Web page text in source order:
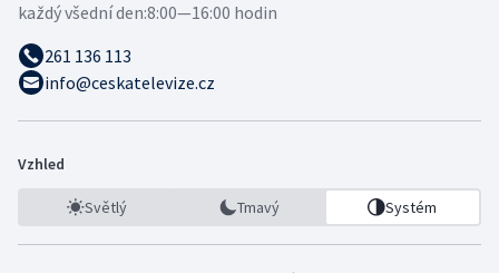
každý všední den:8:00—16:00 hodin
261 136 113
info@ceskatelevize.cz
Vzhled
Světlý Tmavý Systém